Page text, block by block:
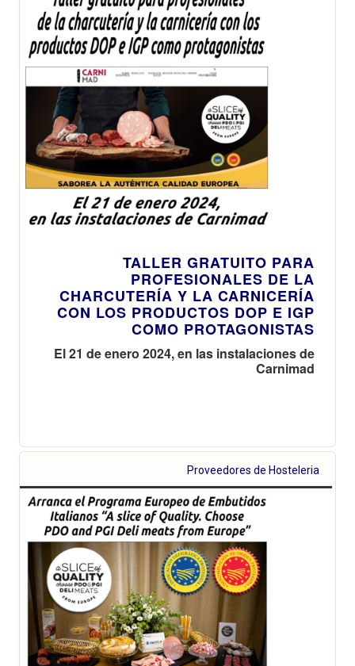
TALLER GRATUITO PARA
PROFESIONALES DE LA
CHARCUTERÍA Y LA CARNICERÍA
CON LOS PRODUCTOS DOP E IGP
COMO PROTAGONISTAS
El 21 de enero 2024, en las instalaciones de
Carnimad
Proveedores de Hosteleria